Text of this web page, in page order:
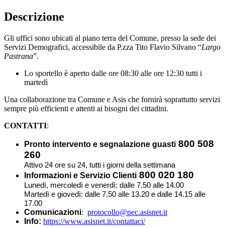
Descrizione
Gli uffici sono ubicati al piano terra del Comune, presso la sede dei
Servizi Demografici, accessibile da P.zza Tito Flavio Silvano “Largo
Pastrana”.
Lo sportello è aperto dalle ore 08:30 alle ore 12:30 tutti i
martedì
Una collaborazione tra Comune e Asis che fornirà soprattutto servizi
sempre più efficienti e attenti ai bisogni dei cittadini.
CONTATTI:
Pronto intervento e segnalazione guasti 800 508
260
Attivo 24 ore su 24, tutti i giorni della settimana
Informazioni e Servizio Clienti 800 020 180
Lunedì, mercoledì e venerdì: dalle 7.50 alle 14.00
Martedì e giovedì: dalle 7.50 alle 13.20 e dalle 14.15 alle
17.00
Comunicazioni: protocollo@pec.asisnet.it
Info: https://www.asisnet.it/contattaci/